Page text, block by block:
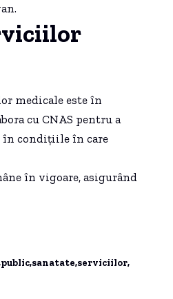
medicale este în
cu CNAS pentru a
în condițiile în care
în vigoare, asigurând
publicsanatate serviciilor